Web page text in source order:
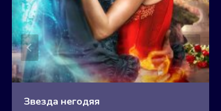
Звезда негодяя